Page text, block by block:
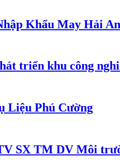
Khẩu May Hải
triển khu công
Liệu Phú Cường
SX TM DV Môi